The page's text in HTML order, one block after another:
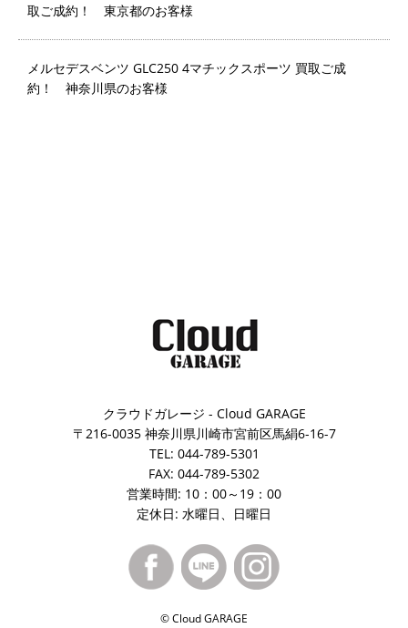
取ご成約！ 東京都のお客様
メルセデスベンツ GLC250 4マチックスポーツ 買取ご成
約！ 神奈川県のお客様
クラウドガレージ - Cloud GARAGE
〒216-0035 神奈川県川崎市宮前区馬絹6-16-7
TEL: 044-789-5301
FAX: 044-789-5302
営業時間: 10：00～19：00
定休日: 水曜日、日曜日
© Cloud GARAGE